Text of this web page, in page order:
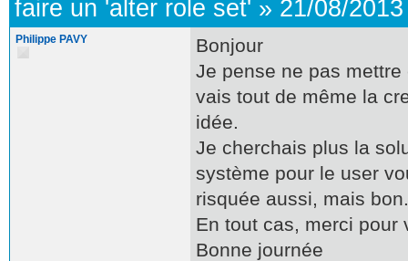
faire un 'alter role set' » 21/08/
Philippe PAVY
Bonjour
Je pense ne pas
vais tout de même la
idée.
Je cherchais plus la
système pour le user
risquée aussi, mais
En tout cas, merci pour
Bonne journée